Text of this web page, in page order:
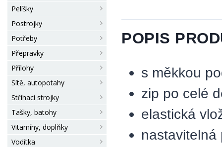
Pelíšky
Postrojky
Potřeby
Přepravky
Přílohy
Sítě, autopotahy
Stříhací strojky
Tašky, batohy
Vitamíny, doplňky
Vodítka
POPIS
s měkkou
zip po celé
elastická